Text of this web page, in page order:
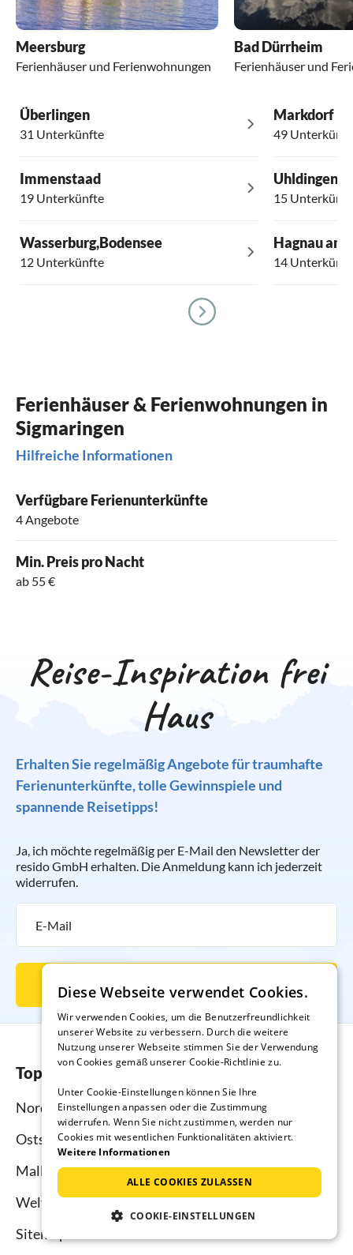
Meersburg
Ferienhäuser und Ferienwohnungen
Bad Dürrheim
Ferienhäuser und
Überlingen
31 Unterkünfte
Immenstaad
19 Unterkünfte
Wasserburg,Bodensee
12 Unterkünfte
Markdorf
49
Uhldingen-
15
Hagnau am
14
Ferienhäuser & Ferienwohnungen in
Sigmaringen
Hilfreiche Informationen
Verfügbare Ferienunterkünfte
4 Angebote
Min. Preis pro Nacht
ab 55 €
Reise-Inspiration frei
Haus
Erhalten Sie regelmäßig Angebote für traumhafte
Ferienunterkünfte, tolle Gewinnspiele und
spannende Reisetipps!
Ja, ich möchte regelmäßig per E-Mail den Newsletter der
resido GmbH erhalten. Die Anmeldung kann ich jederzeit
widerrufen.
Newsletter abonnieren
Top-Regionen
Nordsee
Ostsee
Mallorca
Weltweit
Sitemap
Diese Webseite verwendet Cookies.
Wir verwenden Cookies, um die Benutzerfreundlichkeit
unserer Website zu verbessern. Durch die weitere
Nutzung unserer Webseite stimmen Sie der Verwendung
von Cookies gemäß unserer Cookie-Richtlinie zu.
Unter Cookie-Einstellungen können Sie Ihre
Einstellungen anpassen oder die Zustimmung
widerrufen. Wenn Sie nicht zustimmen, werden nur
Cookies mit wesentlichen Funktionalitäten aktiviert.
Weitere Informationen
ALLE COOKIES ZULASSEN
COOKIE-EINSTELLUNGEN